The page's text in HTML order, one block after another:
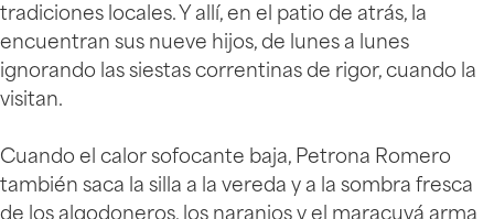
tradiciones locales. Y allí, en el patio de atrás, la
encuentran sus nueve hijos, de lunes a lunes
ignorando las siestas correntinas de rigor, cuando la
visitan.
Cuando el calor sofocante baja, Petrona Romero
también saca la silla a la vereda y a la sombra fresca